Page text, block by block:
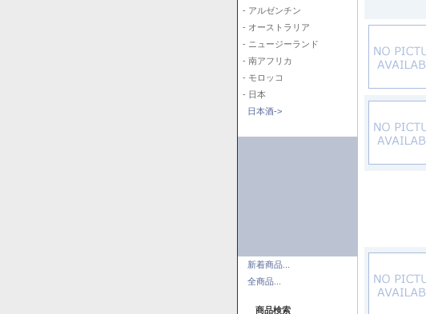
- アルゼンチン
- オーストラリア
- ニュージーランド
- 南アフリカ
- モロッコ
- 日本
日本酒->
新着商品...
全商品...
商品検索